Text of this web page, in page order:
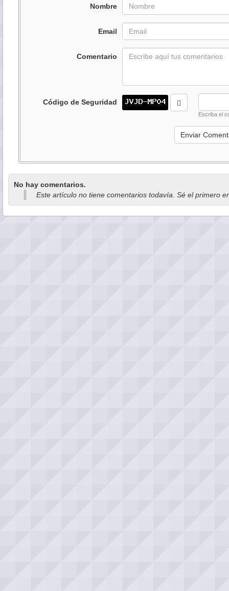
Nombre
Email
Comentario
Código de Seguridad
Escriba el
No hay comentarios.
Este artículo no tiene comentarios todavía. Sé el primero